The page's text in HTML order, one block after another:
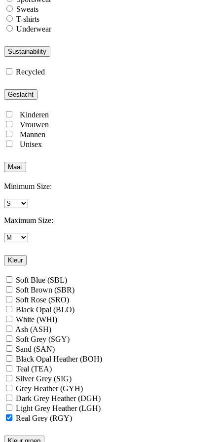
Sweats
T-shirts
Underwear
Sustainability
Recycled
Geslacht
Kinderen
Vrouwen
Mannen
Unisex
Maat
Minimum Size:
Maximum Size:
Kleur
Soft Blue (SBL)
Soft Brown (SBR)
Soft Rose (SRO)
Black Opal (BLO)
White (WHI)
Ash (ASH)
Soft Grey (SGY)
Sand (SAN)
Black Opal Heather (BOH)
Teal (TEA)
Silver Grey (SIG)
Grey Heather (GYH)
Dark Grey Heather (DGH)
Light Grey Heather (LGH)
Real Grey (RGY)
Granite Grey (GRG)